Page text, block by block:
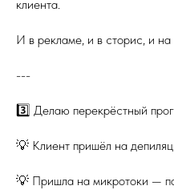
клиента.
И в рекламе, и в сторис, и на
---
3️⃣ Делаю перекрёстный
💡 Клиент пришёл на
💡 Пришла на микротоки —